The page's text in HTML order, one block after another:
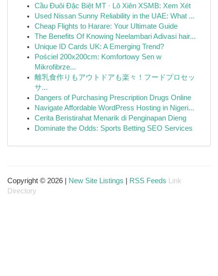
Cầu Đuôi Đặc Biệt MT · Lô Xiên XSMB: Xem Xét
Used Nissan Sunny Reliability in the UAE: What ...
Cheap Flights to Harare: Your Ultimate Guide
The Benefits Of Knowing Neelambari Adivasi hair...
Unique ID Cards UK: A Emerging Trend?
Pościel 200x200cm: Komfortowy Sen w
Mikrofibrze...
離乳食作りもアウトドアも楽々！フードプロセッ
サ...
Dangers of Purchasing Prescription Drugs Online
Navigate Affordable WordPress Hosting in Nigeri...
Cerita Beristirahat Menarik di Penginapan Dieng
Dominate the Odds: Sports Betting SEO Services
Copyright © 2026 | New Site Listings RSS Feeds
Link
Directory